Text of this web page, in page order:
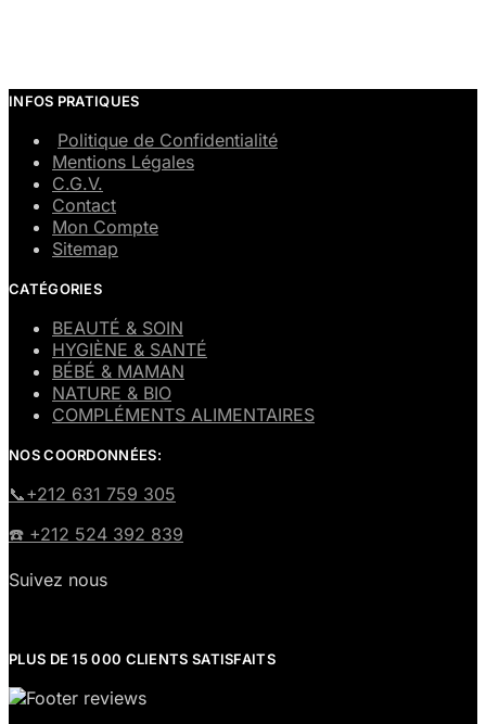
INFOS PRATIQUES
Politique de Confidentialité
Mentions Légales
C.G.V.
Contact
Mon Compte
Sitemap
CATÉGORIES
BEAUTÉ & SOIN
HYGIÈNE & SANTÉ
BÉBÉ & MAMAN
NATURE & BIO
COMPLÉMENTS ALIMENTAIRES
NOS COORDONNÉES:
​📞+212 631 759 305
☎️​ +212 524 392 839
Suivez nous
PLUS DE 15 000 CLIENTS SATISFAITS